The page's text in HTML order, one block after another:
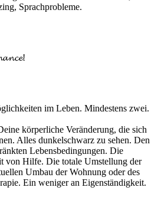
Sprachprobleme.
im Leben. Mindestens zwei.
körperliche Veränderung, die sich
Alles dunkelschwarz zu sehen. Den
Lebensbedingungen. Die
von Hilfe. Die totale Umstellung der
Umbau der Wohnung oder des
Ein weniger an Eigenständigkeit.